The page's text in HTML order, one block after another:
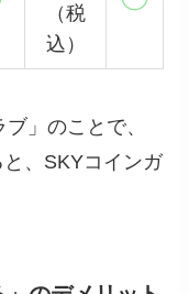
（税
込）
」のことで、
、SKYコインガ